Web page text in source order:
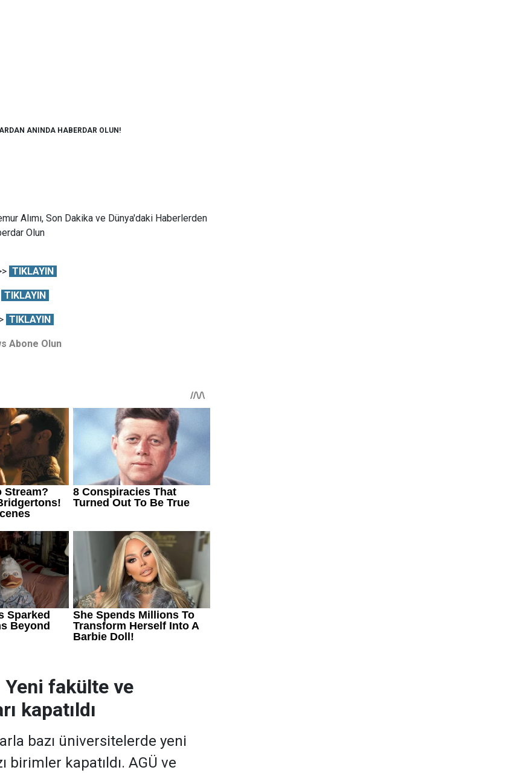
ANINDA HABERDAR OLUN!
Alımı, Son Dakika ve Dünya'daki Haberlerden
Olun
TIKLAYIN
TIKLAYIN
TIKLAYIN
Abone Olun
fakülte ve
kapatıldı
bazı üniversitelerde yeni
kapatıldı. AGÜ ve